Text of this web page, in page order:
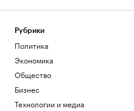
Рубрики
Политика
Экономика
Общество
Бизнес
Технологии и медиа